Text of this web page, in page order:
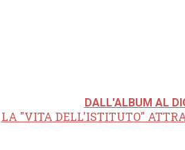
DALL'ALBUM AL
LA "VITA DELL'ISTITUTO"